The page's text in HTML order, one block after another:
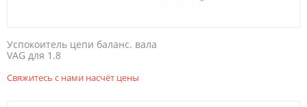
Успокоитель цепи баланс. вала
VAG для 1.8
Свяжитесь с нами насчёт цены